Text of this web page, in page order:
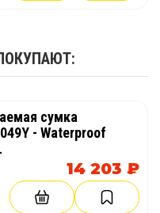
сумка
- Waterproof
14 203 ₽